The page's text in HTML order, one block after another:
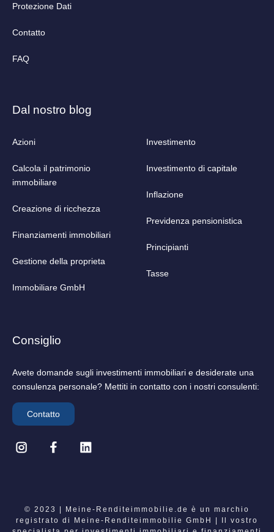
Protezione Dati
Contatto
FAQ
Dal nostro blog
Azioni
Calcola il patrimonio
immobiliare
Creazione di ricchezza
Finanziamenti immobiliari
Gestione della proprieta
Immobiliare GmbH
Investimento
Investimento di capitale
Inflazione
Previdenza pensionistica
Principianti
Tasse
Consiglio
Avete domande sugli investimenti immobiliari e desiderate una
consulenza personale? Mettiti in contatto con i nostri consulenti:
Contatto
© 2023 | Meine-Renditeimmobilie.de è un marchio
registrato di Meine-Renditeimmobilie GmbH | Il vostro